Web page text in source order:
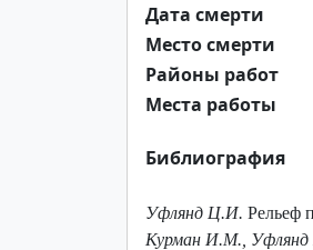
Дата смерти
Место смерти
Районы работ
Места работы
Библиография
Уфлянд Ц.И. Рельеф
Курман И.М.,